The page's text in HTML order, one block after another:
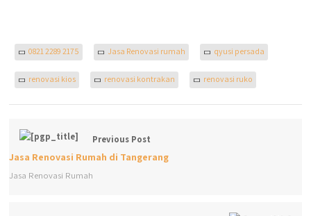
0821 2289 2175 Jasa Renovasi rumah qyusi persada
renovasi kios renovasi kontrakan renovasi ruko
Previous Post
Jasa Renovasi Rumah di Tangerang
Jasa Renovasi Rumah